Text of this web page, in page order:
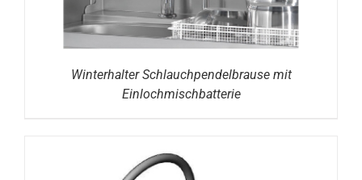
Winterhalter Schlauchpendelbrause mit
Einlochmischbatterie